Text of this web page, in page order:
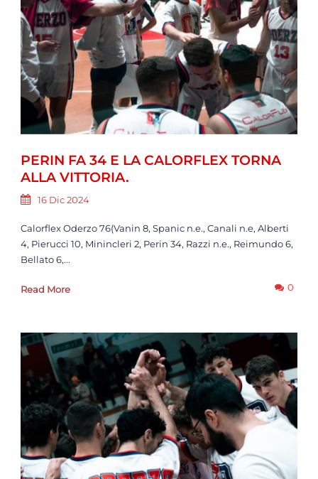
PERIN FA 34 E LA CALORFLEX TORNA
ALLA VITTORIA.
16 Dic 2024
Calorflex Oderzo 76(Vanin 8, Spanic n.e., Canali n.e, Alberti
4, Pierucci 10, Minincleri 2, Perin 34, Razzi n.e., Reimundo 6,
Bellato 6,...
Read More 0